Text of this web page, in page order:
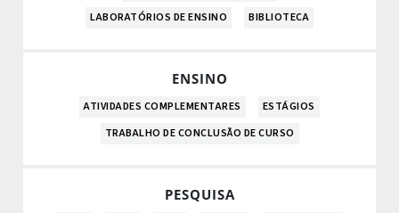
LABORATÓRIOS DE ENSINO
BIBLIOTECA
ENSINO
ATIVIDADES COMPLEMENTARES
ESTÁGIOS
TRABALHO DE CONCLUSÃO DE CURSO
PESQUISA